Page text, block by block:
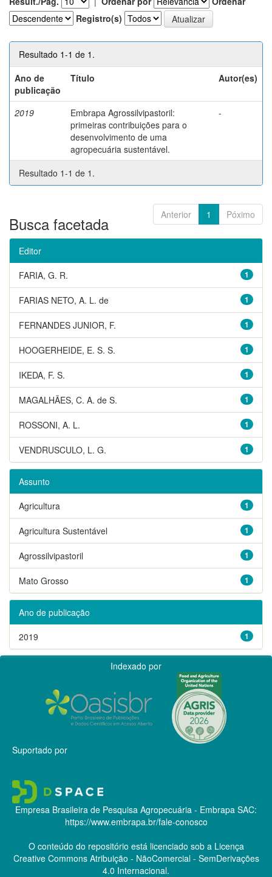
Registro(s)
Resultado 1-1 de 1.
Ano de
publicação
Título Autor(es)
2019
Embrapa Agrossilvipastoril:
primeiras contribuições para o
desenvolvimento de uma
agropecuária sustentável.
-
Resultado 1-1 de 1.
Anterior 1 Póximo
Busca facetada
Editor
1
FARIA, G. R.
1
FARIAS NETO, A. L. de
1
FERNANDES JUNIOR, F.
1
HOOGERHEIDE, E. S. S.
1
IKEDA, F. S.
1
MAGALHÃES, C. A. de S.
1
ROSSONI, A. L.
1
VENDRUSCULO, L. G.
Assunto
1
Agricultura
1
Agricultura Sustentável
1
Agrossilvipastoril
1
Mato Grosso
Ano de publicação
1
2019
Indexado por
Suportado por
Empresa Brasileira de Pesquisa Agropecuária - Embrapa SAC:
https://www.embrapa.br/fale-conosco
O conteúdo do repositório está licenciado sob a Licença
Creative CommonsAtribuição - NãoComercial - SemDerivações
4.0 Internacional.